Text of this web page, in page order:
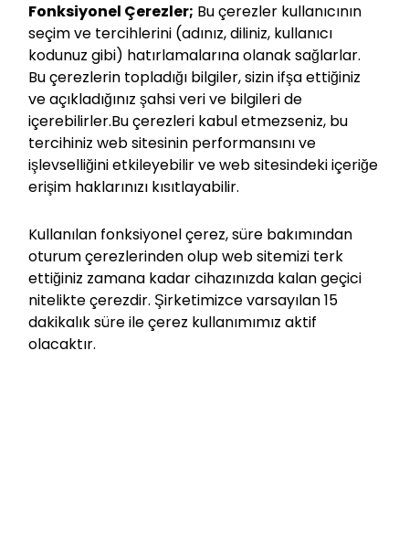
Fonksiyonel Çerezler; Bu çerezler kullanıcının
seçim ve tercihlerini (adınız, diliniz, kullanıcı
kodunuz gibi) hatırlamalarına olanak sağlarlar.
Bu çerezlerin topladığı bilgiler, sizin ifşa ettiğiniz
ve açıkladığınız şahsi veri ve bilgileri de
içerebilirler.Bu çerezleri kabul etmezseniz, bu
tercihiniz web sitesinin performansını ve
işlevselliğini etkileyebilir ve web sitesindeki içeriğe
erişim haklarınızı kısıtlayabilir.
Kullanılan fonksiyonel çerez, süre bakımından
oturum çerezlerinden olup web sitemizi terk
ettiğiniz zamana kadar cihazınızda kalan geçici
nitelikte çerezdir. Şirketimizce varsayılan 15
dakikalık süre ile çerez kullanımımız aktif
olacaktır.